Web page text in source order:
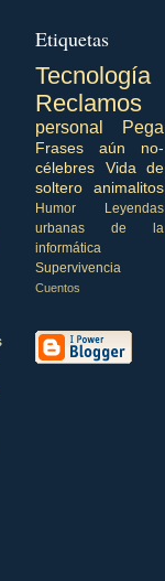
Etiquetas
Tecnología
Reclamos
personal Pega
Frases aún no-
célebres
Vida de
soltero
animalitos
Humor
Leyendas
urbanas de la
informática
Supervivencia
Cuentos